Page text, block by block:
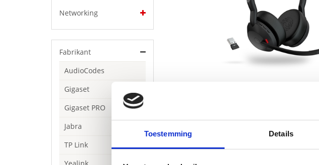
Toestemming Details
Networking
Fabrikant
AudioCodes
Gigaset
Gigaset PRO
Jabra
TP Link